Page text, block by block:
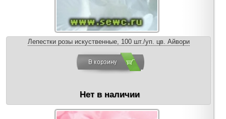
Лепестки розы искуственные, 100 шт./уп. цв. Айвори
Нет в наличии